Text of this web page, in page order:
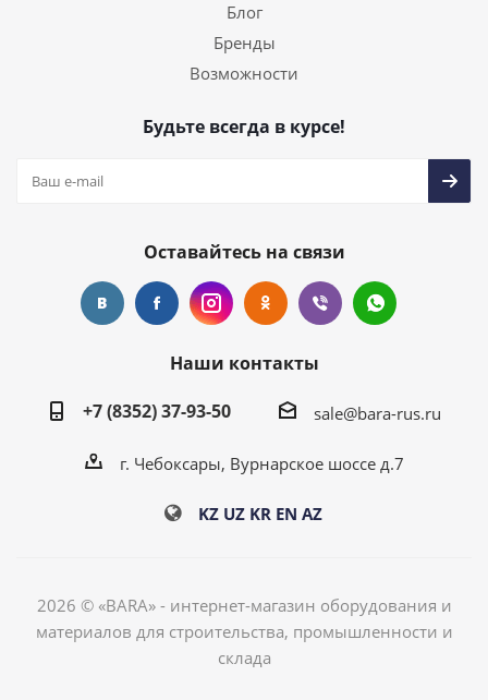
Блог
Бренды
Возможности
Будьте всегда в курсе!
Оставайтесь на связи
Наши контакты
+7 (8352) 37-93-50
sale@bara-rus.ru
г. Чебоксары, Вурнарское шоссе д.7
KZ UZ KR EN AZ
2026 © «BARA» - интернет-магазин оборудования и
материалов для строительства, промышленности и
склада